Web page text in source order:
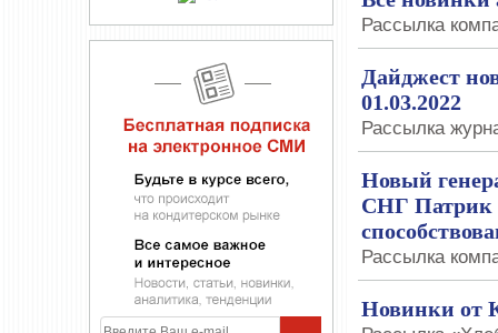
Рассылка
Дайджест
01.03.2022
Рассылка
Новый
СНГ Патрик
Рассылка
Новинки от